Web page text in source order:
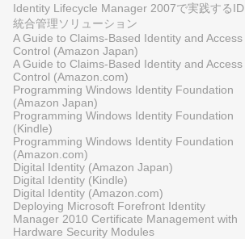
Identity Lifecycle Manager 2007で実践するID
統合管理ソリューション
A Guide to Claims-Based Identity and Access
Control (Amazon Japan)
A Guide to Claims-Based Identity and Access
Control (Amazon.com)
Programming Windows Identity Foundation
(Amazon Japan)
Programming Windows Identity Foundation
(Kindle)
Programming Windows Identity Foundation
(Amazon.com)
Digital Identity (Amazon Japan)
Digital Identity (Kindle)
Digital Identity (Amazon.com)
Deploying Microsoft Forefront Identity
Manager 2010 Certificate Management with
Hardware Security Modules